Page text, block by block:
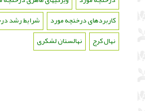
کاربردهای درختچه مورد
شرایط رشد
نهال کرج
نهالستان لشکری